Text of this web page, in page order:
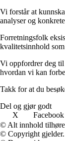
Vi forstår at
analyser og
Forretningsfolk
kvalitetsinnhold
Vi oppfordrer deg til
hvordan vi kan
Takk for at du
Del og gjør godt
X
Facebook
© Alt innhold
© Copyright gjelder.